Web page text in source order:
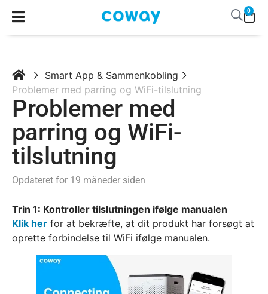
0
Smart App & Sammenkobling
Problemer med parring og WiFi-tilslutning
Problemer med
parring og WiFi-
tilslutning
Opdateret for 19 måneder siden
Trin 1: Kontroller tilslutningen ifølge manualen
Klik her for at bekræfte, at dit produkt har forsøgt at
oprette forbindelse til WiFi ifølge manualen.